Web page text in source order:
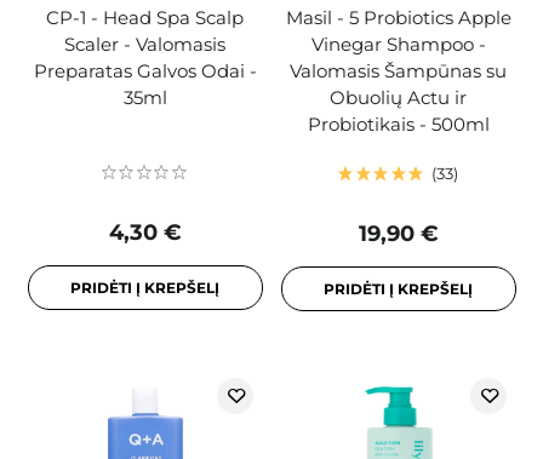
CP-1 - Head Spa Scalp
Scaler - Valomasis
Preparatas Galvos Odai -
35ml
4,30 €
PRIDĖTI Į KREPŠELĮ
Masil - 5 Probiotics Apple
Vinegar Shampoo -
Valomasis Šampūnas su
Obuolių Actu ir
Probiotikais - 500ml
33
19,90 €
PRIDĖTI Į KREPŠELĮ